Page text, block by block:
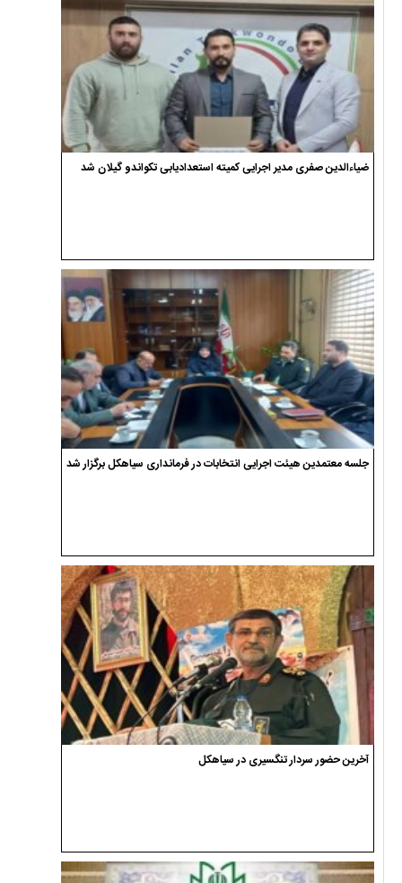
ضیاءالدین صفری مدیر اجرایی کمیته استعدادیابی تکواندو گیلان شد
جلسه معتمدین هیئت اجرایی انتخابات در فرمانداری سیاهکل برگزار شد
آخرین حضور سردار تنگسیری در سیاهکل